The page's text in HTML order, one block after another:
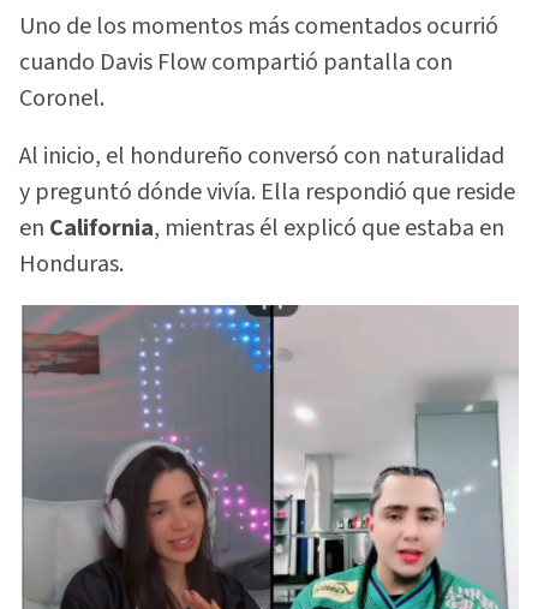
Uno de los momentos más comentados ocurrió
cuando Davis Flow compartió pantalla con
Coronel.
Al inicio, el hondureño conversó con naturalidad
y preguntó dónde vivía. Ella respondió que reside
en California, mientras él explicó que estaba en
Honduras.